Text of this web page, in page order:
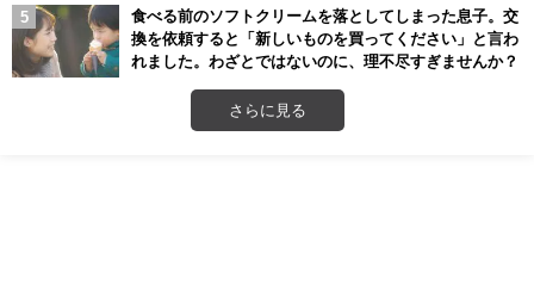
食べる前のソフトクリームを落としてしまった息子。交
換を依頼すると「新しいものを買ってください」と言わ
れました。わざとではないのに、理不尽すぎませんか？
さらに見る